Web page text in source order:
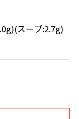
スープ:2.7g)